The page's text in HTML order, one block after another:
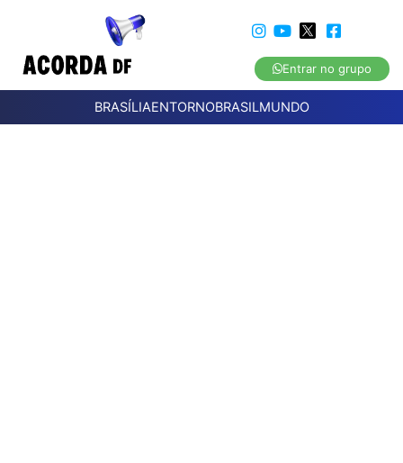
Entrar no grupo
BRASÍLIAENTORNOBRASILMUNDO